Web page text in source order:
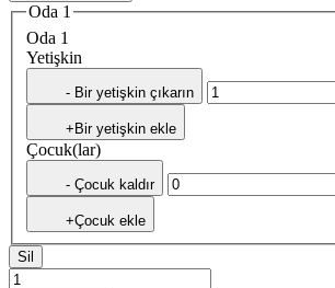
Oda 1
Oda 1
Yetişkin
- Bir yetişkin çıkarın
+Bir yetişkin ekle
Çocuk(lar)
- Çocuk kaldır
+Çocuk ekle
Sil